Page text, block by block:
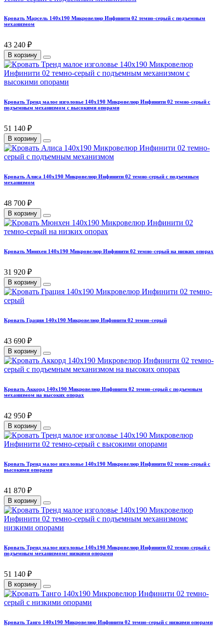
Кровать Марсель 140х190 Микровелюр Инфинити 02 темно-серый с подъемным
механизмом
43 240 ₽
В корзину
Кровать Тренд малое изголовье 140х190 Микровелюр Инфинити 02 темно-серый с
подъемным механизмом с высокими опорами
51 140 ₽
В корзину
Кровать Алиса 140х190 Микровелюр Инфинити 02 темно-серый с подъемным
механизмом
48 700 ₽
В корзину
Кровать Мюнхен 140х190 Микровелюр Инфинити 02 темно-серый на низких опорах
31 920 ₽
В корзину
Кровать Грация 140х190 Микровелюр Инфинити 02 темно-серый
43 690 ₽
В корзину
Кровать Аккорд 140х190 Микровелюр Инфинити 02 темно-серый с подъемным
механизмом на высоких опорах
42 950 ₽
В корзину
Кровать Тренд малое изголовье 140х190 Микровелюр Инфинити 02 темно-серый с
высокими опорами
41 870 ₽
В корзину
Кровать Тренд малое изголовье 140х190 Микровелюр Инфинити 02 темно-серый с
подъемным механизмомс низкими опорами
51 140 ₽
В корзину
Кровать Танго 140х190 Микровелюр Инфинити 02 темно-серый с низкими опорами